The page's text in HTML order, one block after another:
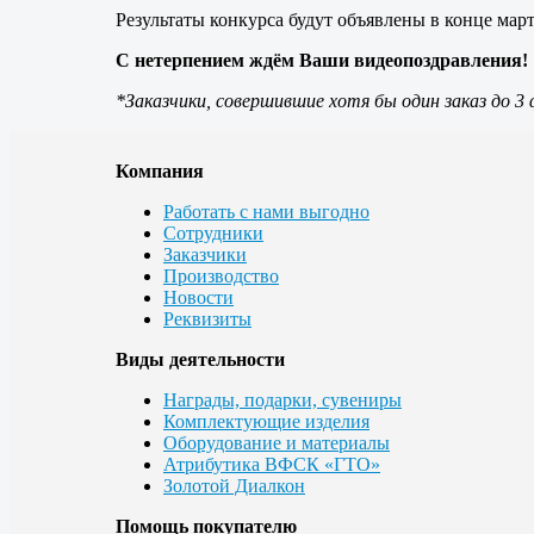
Результаты конкурса будут объявлены в конце
С нетерпением ждём Ваши видеопоздравления!
*Заказчики, совершившие хотя бы один заказ до 3
Компания
Работать с нами выгодно
Сотрудники
Заказчики
Производство
Новости
Реквизиты
Виды деятельности
Награды, подарки, сувениры
Комплектующие изделия
Оборудование и материалы
Атрибутика ВФСК «ГТО»
Золотой Диалкон
Помощь покупателю